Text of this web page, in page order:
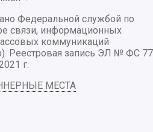
Федеральной службой по
связи, информационных
коммуникаций
Реестровая запись ЭЛ № ФС
г.
МЕСТА